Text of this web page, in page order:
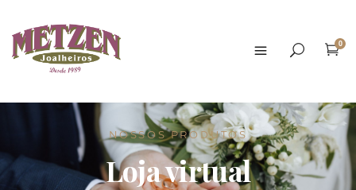
0
NOSSOS PRODUTOS
Loja virtual